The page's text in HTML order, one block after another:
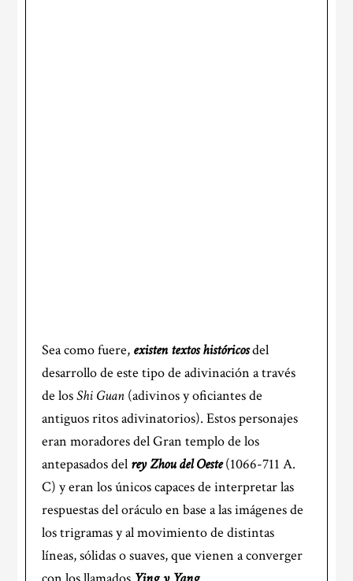
Sea como fuere, existen textos históricosdel
desarrollo de este tipo de adivinación a través
de losShi Guan (adivinos y oficiantes de
antiguos ritos adivinatorios). Estos personajes
eran moradores del Gran templo de los
antepasados del rey Zhou del Oeste(1066-711 A.
C) y eran los únicos capaces de interpretar las
respuestas del oráculo en base a las imágenes de
los trigramas y al movimiento de distintas
líneas, sólidas o suaves, que vienen a converger